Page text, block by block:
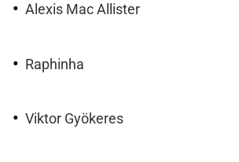
Alexis Mac Allister
Raphinha
Viktor Gyökeres